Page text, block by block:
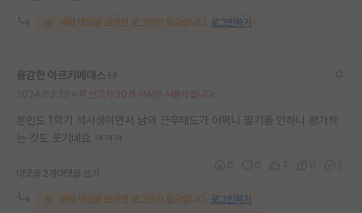
해당 댓글을 보려면 로그인이 필요합니다. 로그인하기
용감한 아르키메데스
누적 신고가 20개 이상인 사용자입니다.
본인도 1학기 석사생이면서 남의 근무태도가 어쩌니 필기를 안하니 평가하
는 것도 웃기네요 ㅋㅋㅋ
대댓글 2개 대댓글 쓰기
해당 댓글을 보려면 로그인이 필요합니다. 로그인하기